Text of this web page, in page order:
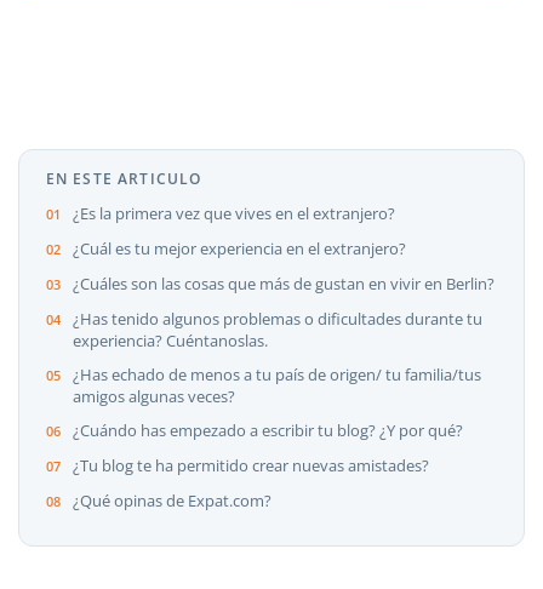
EN ESTE ARTICULO
¿Es la primera vez que vives en el extranjero?
¿Cuál es tu mejor experiencia en el extranjero?
¿Cuáles son las cosas que más de gustan en vivir en Berlin?
¿Has tenido algunos problemas o dificultades durante tu
experiencia? Cuéntanoslas.
¿Has echado de menos a tu país de origen/ tu familia/tus
amigos algunas veces?
¿Cuándo has empezado a escribir tu blog? ¿Y por qué?
¿Tu blog te ha permitido crear nuevas amistades?
¿Qué opinas de Expat.com?